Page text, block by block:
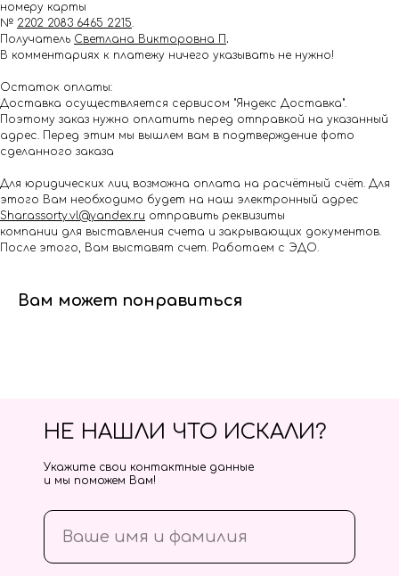
номеру карты
№ 2202 2083 6465 2215.
Получатель Светлана Викторовна П .
В комментариях к платежу ничего указывать не нужно!
Остаток оплаты:
Доставка осуществляется сервисом "Яндекс Доставка".
Поэтому заказ нужно оплатить перед отправкой на указанный
адрес. Перед этим мы вышлем вам в подтверждение фото
сделанного заказа
Для юридических лиц возможна оплата на расчётный счёт. Для
этого Вам необходимо будет на наш электронный адрес
Shar.assorty.vl@yandex.ru отправить реквизиты
компании для выставления счета и закрывающих документов.
После этого, Вам выставят счет. Работаем с ЭДО.
Вам может понравиться
НЕ НАШЛИ ЧТО ИСКАЛИ?
Укажите свои контактные данные
и мы поможем Вам!